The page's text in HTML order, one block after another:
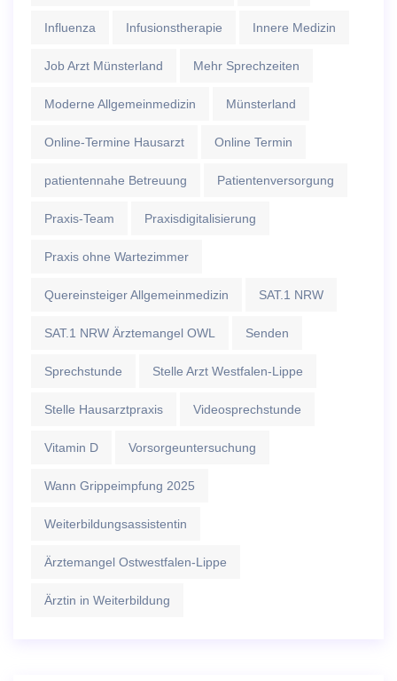
Influenza Infusionstherapie Innere Medizin
Job Arzt Münsterland Mehr Sprechzeiten
Moderne Allgemeinmedizin Münsterland
Online-Termine Hausarzt Online Termin
patientennahe Betreuung Patientenversorgung
Praxis-Team Praxisdigitalisierung
Praxis ohne Wartezimmer
Quereinsteiger Allgemeinmedizin SAT.1 NRW
SAT.1 NRW Ärztemangel OWL Senden
Sprechstunde Stelle Arzt Westfalen-Lippe
Stelle Hausarztpraxis Videosprechstunde
Vitamin D Vorsorgeuntersuchung
Wann Grippeimpfung 2025
Weiterbildungsassistentin
Ärztemangel Ostwestfalen-Lippe
Ärztin in Weiterbildung